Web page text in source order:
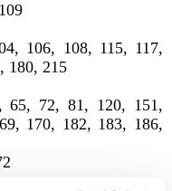
106, 108, 115, 117,
180, 215
65, 72, 81, 120, 151,
170, 182, 183, 186,